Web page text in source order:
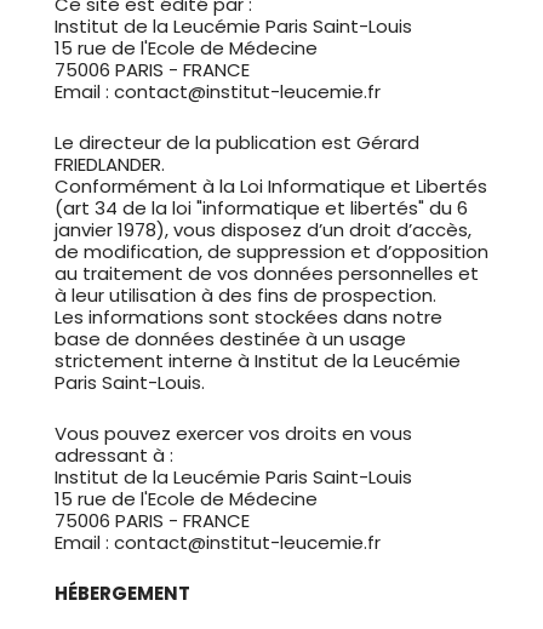
Institut de la Leucémie Paris Saint-Louis
15 rue de l'Ecole de Médecine
75006 PARIS - FRANCE
Email : contact@institut-leucemie.fr
Le directeur de la publication est ​Gérard
FRIEDLANDER.
Conformément à la Loi Informatique et Libertés
(art 34 de la loi "informatique et libertés" du 6
janvier 1978), vous disposez d’un droit d’accès,
de modification, de suppression et d’opposition
au traitement de vos données personnelles et
à leur utilisation à des fins de prospection.
Les informations sont stockées dans notre
base de données destinée à un usage
strictement interne à Institut de la Leucémie
Paris Saint-Louis.
Vous pouvez exercer vos droits en vous
adressant à :
Institut de la Leucémie Paris Saint-Louis
15 rue de l'Ecole de Médecine
75006 PARIS - FRANCE
Email : contact@institut-leucemie.fr
HÉBERGEMENT